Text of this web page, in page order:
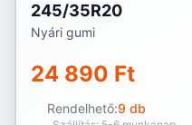
245/35R20
Nyári gumi
24 890 Ft
Rendelhető:9 db